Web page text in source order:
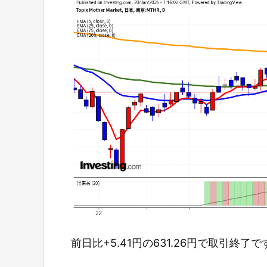
前日比+5.41円の631.26円で取引終了で